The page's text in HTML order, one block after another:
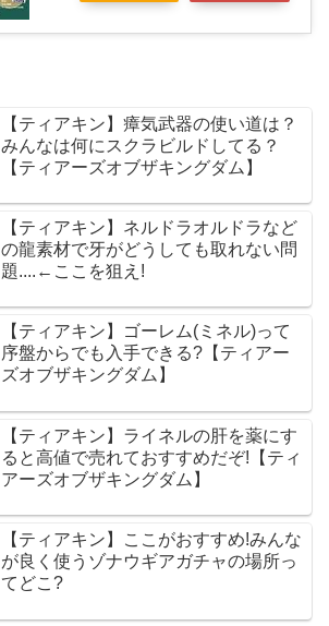
【ティアキン】瘴気武器の使い道は？
みんなは何にスクラビルドしてる？
【ティアーズオブザキングダム】
【ティアキン】ネルドラオルドラなど
の龍素材で牙がどうしても取れない問
題....←ここを狙え!
【ティアキン】ゴーレム(ミネル)って
序盤からでも入手できる?【ティアー
ズオブザキングダム】
【ティアキン】ライネルの肝を薬にす
ると高値で売れておすすめだぞ!【ティ
アーズオブザキングダム】
【ティアキン】ここがおすすめ!みんな
が良く使うゾナウギアガチャの場所っ
てどこ?